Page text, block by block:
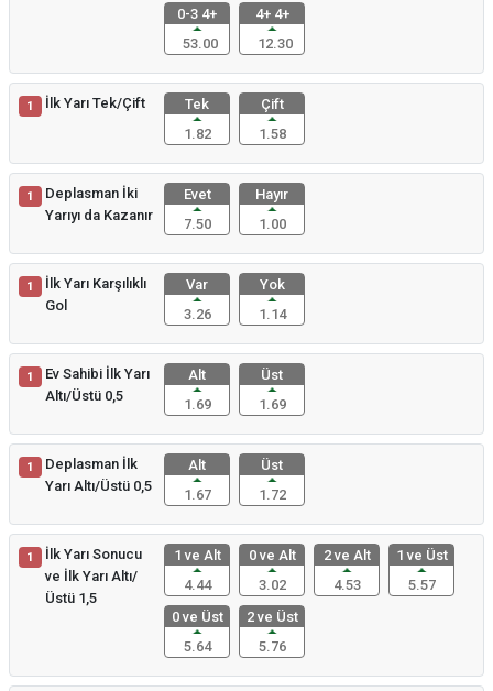
0-3 4+
53.00
4+ 4+
12.30
1 İlk Yarı Tek/Çift
Tek
1.82
Çift
1.58
1
Deplasman İki
Yarıyı da Kazanır
Evet
7.50
Hayır
1.00
1
İlk Yarı Karşılıklı
Gol
Var
3.26
Yok
1.14
1
Ev Sahibi İlk Yarı
Altı/Üstü 0,5
Alt
1.69
Üst
1.69
1
Deplasman İlk
Yarı Altı/Üstü 0,5
Alt
1.67
Üst
1.72
1
İlk Yarı Sonucu
ve İlk Yarı Altı/
Üstü 1,5
1 ve Alt
4.44
0 ve Alt
3.02
2 ve Alt
4.53
1 ve Üst
5.57
0 ve Üst
5.64
2 ve Üst
5.76